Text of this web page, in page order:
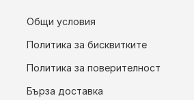
Общи условия
Политика за бисквитките
Политика за поверителност
Бърза доставка